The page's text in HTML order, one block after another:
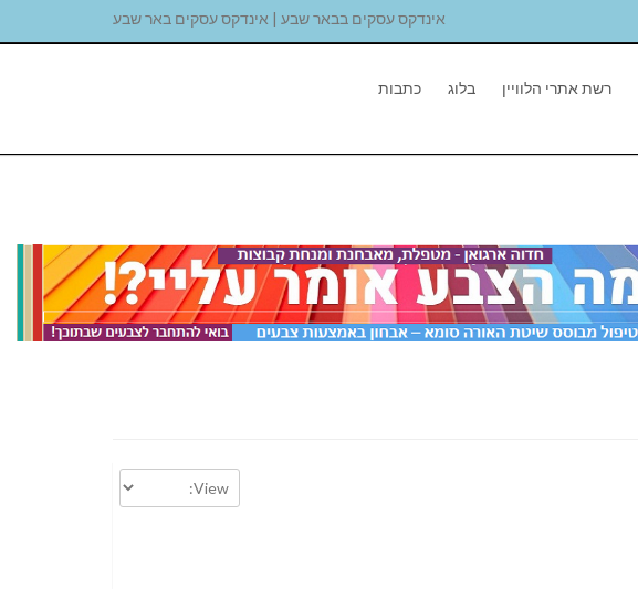
אינדקס עסקים בבאר שבע | אינדקס עסקים באר שבע
רשת אתרי הלוויין בלוג כתבות